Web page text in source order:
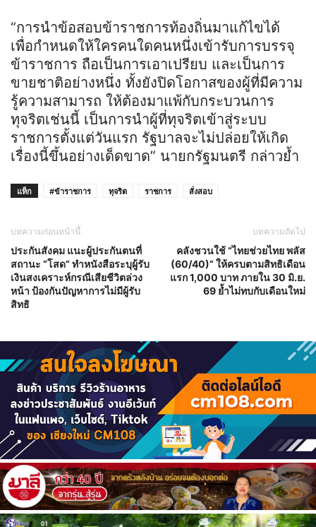
“การนำข้อสอบข้าราชการท้องถิ่นมาแก้ไขได้
เพื่อกำหนดให้ใครคนใดคนหนึ่งเข้ารับการบรรจุ
ข้าราชการ ถือเป็นการเอาเปรียบ และเป็นการ
ขายชาติอย่างหนึ่ง ทั้งยังปิดโอกาสของผู้ที่มีความ
รู้ความสามารถ ให้ต้องมาแพ้กับกระบวนการ
ทุจริตเช่นนี้ เป็นการนำผู้ที่ทุจริตเข้าสู่ระบบ
ราชการตั้งแต่วันแรก รัฐบาลจะไม่ปล่อยให้เกิด
เรื่องนี้ขึ้นอย่างเด็ดขาด” นายกรัฐมนตรี กล่าวย้ำ
แท็ก #ข้าราชการ ทุจริต ราชการ สั่งสอบ
บทความก่อนหน้านี้
ประกันสังคม แนะผู้ประกันตนที่
สถานะ “โสด” ทำหนังสือระบุผู้รับ
เงินสงเคราะห์กรณีเสียชีวิตล่วง
หน้า ป้องกันปัญหาการไม่มีผู้รับ
สิทธิ
บทความถัดไป
คลังชวนใช้ “ไทยช่วยไทย พลัส
(60/40)” ให้ครบตามสิทธิเดือน
แรก 1,000 บาท ภายใน 30 มิ.ย.
69 ย้ำไม่ทบกับเดือนใหม่